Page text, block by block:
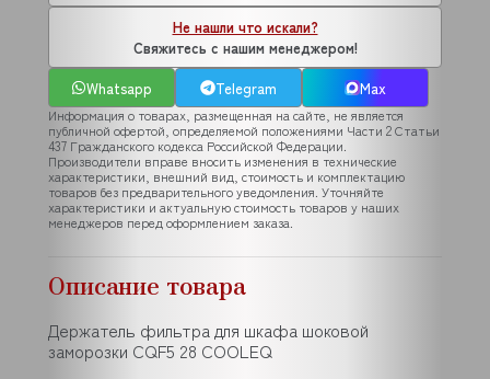
Не нашли что искали?
Свяжитесь с нашим менеджером!
Whatsapp
Telegram Max
Информация о товарах, размещенная на сайте, не является
публичной офертой, определяемой положениями Части 2 Статьи
437 Гражданского кодекса Российской Федерации.
Производители вправе вносить изменения в технические
характеристики, внешний вид, стоимость и комплектацию
товаров без предварительного уведомления. Уточняйте
характеристики и актуальную стоимость товаров у наших
менеджеров перед оформлением заказа.
Описание товара
Держатель фильтра для шкафа шоковой
заморозки CQF5 28 COOLEQ